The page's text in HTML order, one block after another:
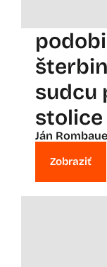
sudcu
stolice
Ján
Zobraziť